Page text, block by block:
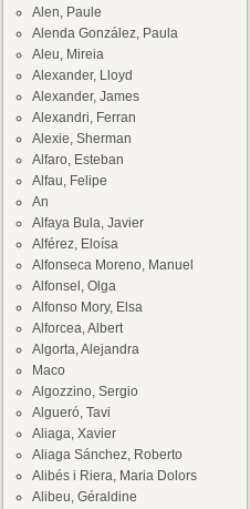
Alen, Paule
Alenda González, Paula
Aleu, Mireia
Alexander, Lloyd
Alexander, James
Alexandri, Ferran
Alexie, Sherman
Alfaro, Esteban
Alfau, Felipe
An
Alfaya Bula, Javier
Alférez, Eloísa
Alfonseca Moreno, Manuel
Alfonsel, Olga
Alfonso Mory, Elsa
Alforcea, Albert
Algorta, Alejandra
Maco
Algozzino, Sergio
Algueró, Tavi
Aliaga, Xavier
Aliaga Sánchez, Roberto
Alibés i Riera, Maria Dolors
Alibeu, Géraldine